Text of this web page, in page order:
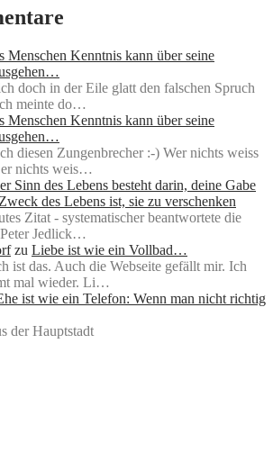
Menschen Kenntnis kann über seine
doch in der Eile glatt den falschen Spruch
meinte do…
Menschen Kenntnis kann über seine
diesen Zungenbrecher :-) Wer nichts weiss
er nichts weis…
Sinn des Lebens besteht darin, deine Gabe
des Lebens ist, sie zu verschenken
Zitat - systematischer beantwortete die
Jedlick…
zu Liebe ist wie ein Vollbad…
ist das. Auch die Webseite gefällt mir. Ich
mal wieder. Li…
ist wie ein Telefon: Wenn man nicht richtig
der Hauptstadt